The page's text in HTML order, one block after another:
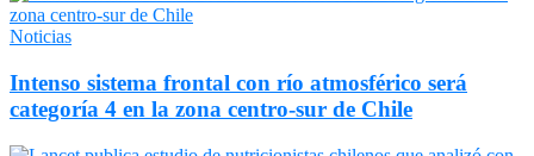
Noticias
Intenso sistema frontal con río atmosférico será
categoría 4 en la zona centro-sur de Chile